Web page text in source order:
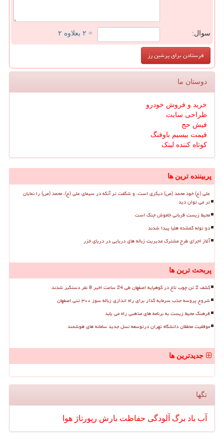
سوال: = ۲ بعلاوه ۲
دوستان ما
خرید و فروش خودرو
طراحی سایت
فیش حج
قیمت بیسیم باوفنگ
کوتاه کننده لینک
پربیننده ترین ها
علی (ع) خود محمد (ص) دیگری است، و شگفت تر آنکه در سیمای علی (ع)، محمد (ص) را نمایان
تر می توان دید
محیط زیست قربانی خاموش جنگ است
دو توله گمشده هلیا پیدا شدند
آغاز اجرای طرح مشترک مدیریت زباله های دریایی در دریای خزر
پربحث ترین ها
کشف 2 تن چوب تاغ در کوهپایه اصفهان طی 24 ساعت اخیر 8 نفر دستگیر شدند
شروع پروسه جذب سرمایه گذار برای راه اندازی زباله سوز ۳۰۰ تنی اصفهان
فرهنگ محیط زیست به برنامه های مذهبی راه می یابد
موفقیت محققان دانشگاه تهران درتوسعه نسل جدید سامانه های هوشمند
جدیدترین ها
تگها
آب باد برگ آلودگی حفاظت بارش رپورتاژ هوا